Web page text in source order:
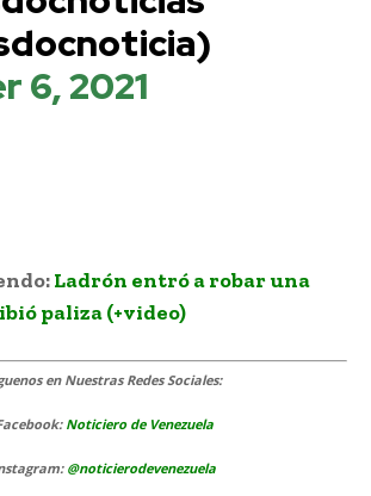
6, 2021
Ladrón entró a robar una
paliza (+video)
en Nuestras Redes Sociales:
Noticiero de Venezuela
@noticierodevenezuela